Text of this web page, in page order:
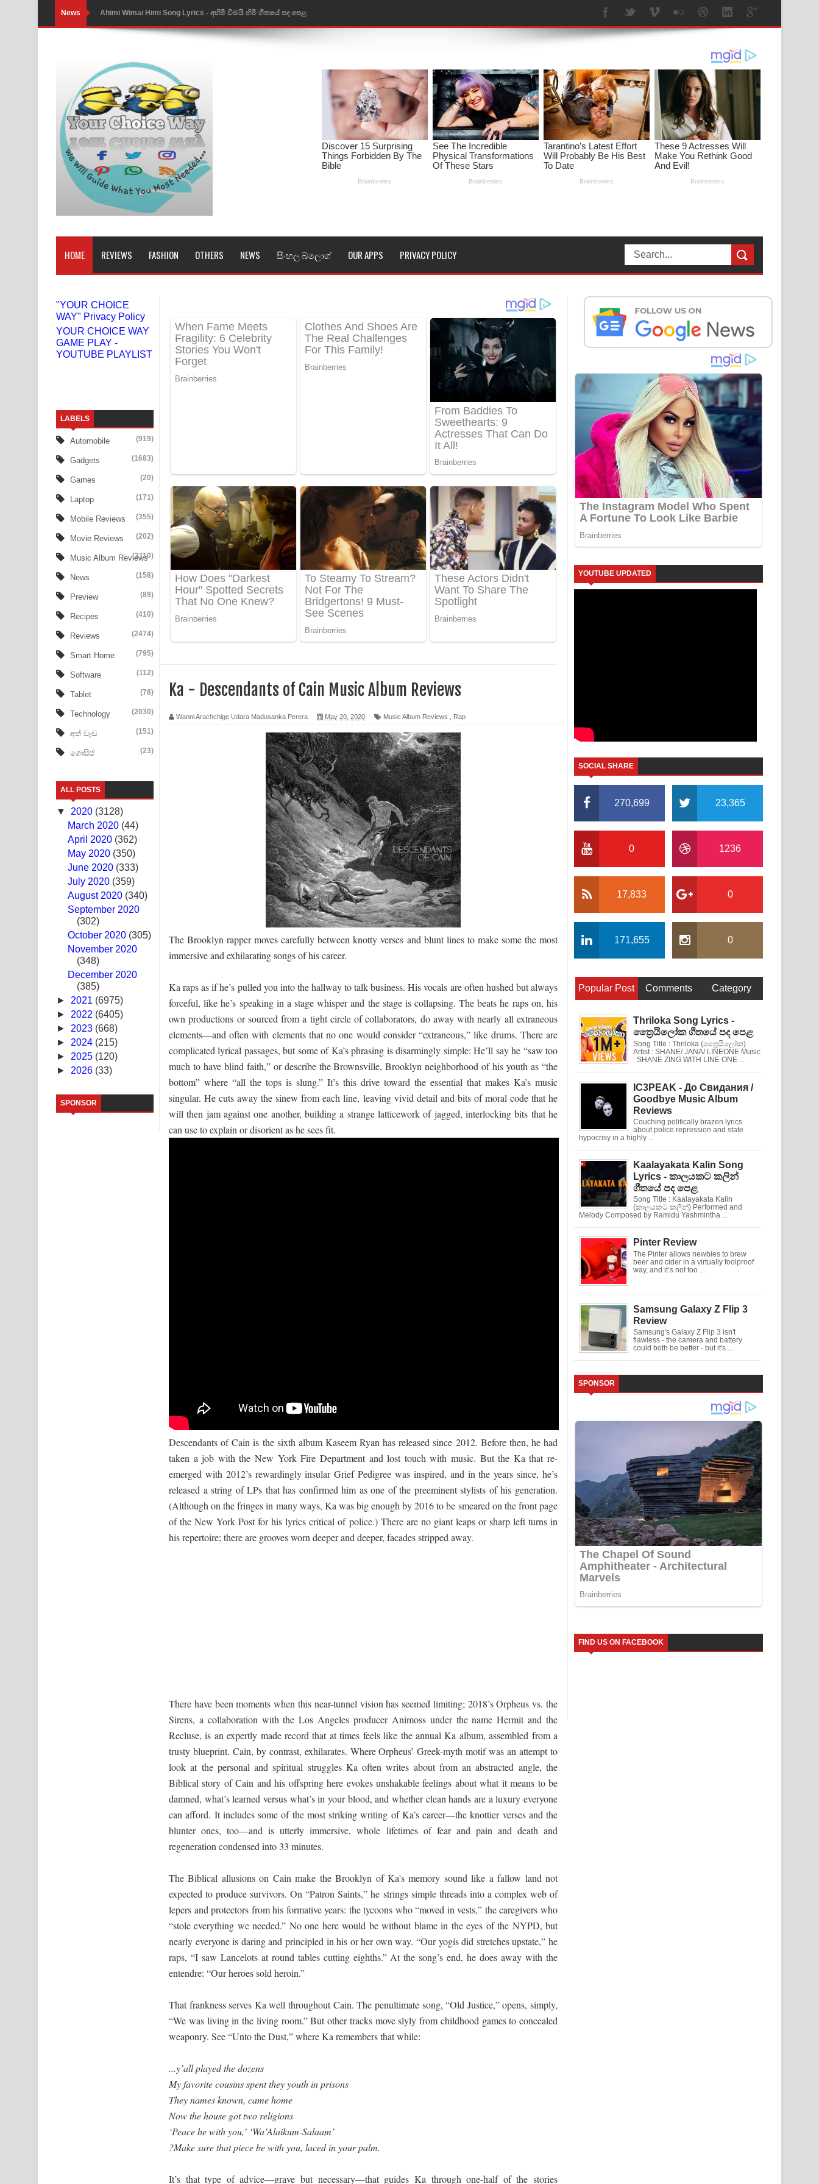
News Ahimi Wimai Himi Song Lyrics - අහිමි විමයි හිමි ගීතයේ පද පෙළ
Mathaka Parana Song Lyrics - මතක පාරනා ගීතයේ පද පෙළ
Nimnadhen Song Lyrics - නිම්නාදෙන් ගීතයේ පද පෙළ
Obamai Mage Adare Song Lyrics - ඔබමයි මගේ ආදරේ ගීතයේ පද පෙළ
Pansal Gihin Song Lyrics - පන්සල් ගිහිං ගීතයේ පද පෙළ
Ankeliya Song Lyrics - අංකෙළිය ගීතයේ පද පෙළ
DEAR GOD Song Lyrics - ඩියර් ගෝඩ් ගීතයේ පද පෙළ
MANAMALA KATHA Song Lyrics - මනමාල කතා ගීතයේ පද පෙළ
Dai Dai Lyrics - Shakira, Burna Boy | 2026 football world cup song lyrics
Numba Dun Aadare Song Lyrics - නුඹ දුන් ආදරේ ගීතයේ පද පෙළ
Liyamuda Dan Anagathe Song Lyrics - ලියමුද දැන් අනාගතේ ගීතයේ පද පෙළ
UNUHUMA Song Lyrics - උණුහුම ගීතයේ පද පෙළ
Katakara Song Lyrics - කටකාර ගීතයේ පද පෙළ
Tharu Yaye Dilena Song Lyrics - තරු යායේ දිලෙනා ගීතයේ පද පෙළ
Ow Man Sosa Song Lyrics - ඔව් මං සෝසා ගීතයේ පද පෙළ
Heavy Weight Song Lyrics
Aye Lanweela Song Lyrics - ආයේ ලංවීලා ගීතයේ පද පෙළ
FEVER DREAM Lyrics - Alex Warren
BTS : Hooligan Lyrics
PATHINIYE Song Lyrics - පතිනියනේ ගීතයේ පද පෙළ
Sorry Sir Song Lyrics - සොරි සර් ගීතයේ පද පෙළ
Mathaka Aluthin Liyanna Song Lyrics - මතක අලුතින් ලියන්න ගීතයේ පද පෙළ
Sandak Awith Song Lyrics - සඳක් ඇවිත් ගීතයේ පද පෙළ
Swetha Sande Song Lyrics - ශ්වේත සඳේ ගීතයේ පද පෙළ
Ma Igili Giya Lyrics - මා ඉගිලී ගියා ගීතයේ පද පෙළ
Ras Balan Song Lyrics - රැස් බලන් ගීතයේ පද පෙළ
Hoda sihiyen Song Lyrics - හොද සිහියෙන් ගීතයේ පද පෙළ
Awanken Song Lyrics - අවංකෙන් ගීතයේ පද පෙළ
Pa Sina Song Lyrics - පෑ සිනා ගීතයේ පද පෙළ
Pemwanthiye Song Lyrics - පෙම්වන්තියේ ගීතයේ පද පෙළ
Manobhawa Song Lyrics - මනෝභව ගීතයේ පද පෙළ
Akahe Indala Song Lyrics - ආකාහේ ඉඳලා ගීතයේ පද පෙළ
Raawaya Song Lyrics - රාවය ගීතයේ පද පෙළ
Saddeta Denna Song Lyrics - සද්දෙට දෙන්න ගීතයේ පද පෙළ
Kaalaya Song Lyrics - කාලය ගීතයේ පද පෙළ
Aramuna Song Lyrics - අරමුණ ගීතයේ පද පෙළ
HOME REVIEWS FASHION OTHERS NEWS සිංහල බ්ලොග් OUR APPS PRIVACY POLICY
"YOUR CHOICE
WAY" Privacy Policy
YOUR CHOICE WAY
GAME PLAY -
YOUTUBE PLAYLIST
LABELS
Automobile (919)
Gadgets (1683)
Games (20)
Laptop (171)
Mobile Reviews (355)
Movie Reviews (202)
Music Album Reviews
(3110)
News (158)
Preview (89)
Recipes (410)
Reviews (2474)
Smart Home (795)
Software (112)
Tablet (78)
Technology (2030)
අත් වැඩ (151)
ගොසිප් (23)
ALL POSTS
▼ 2020 (3128)
March 2020 (44)
April 2020 (362)
May 2020 (350)
June 2020 (333)
July 2020 (359)
August 2020 (340)
September 2020
(302)
October 2020 (305)
November 2020
(348)
December 2020
(385)
► 2021 (6975)
► 2022 (6405)
► 2023 (668)
► 2024 (215)
► 2025 (120)
► 2026 (33)
SPONSOR
Ka - Descendants of Cain Music Album Reviews
Wanni Arachchige Udara Madusanka Perera May 20, 2020 Music Album Reviews Rap
The Brooklyn rapper moves carefully between knotty verses and blunt lines to make some the most
immersive and exhilarating songs of his career.
Ka raps as if he’s pulled you into the hallway to talk business. His vocals are often hushed but always
forceful, like he’s speaking in a stage whisper and the stage is collapsing. The beats he raps on, his
own productions or sourced from a tight circle of collaborators, do away with nearly all extraneous
elements—and often with elements that no one would consider “extraneous,” like drums. There are
complicated lyrical passages, but some of Ka’s phrasing is disarmingly simple: He’ll say he “saw too
much to have blind faith,” or describe the Brownsville, Brooklyn neighborhood of his youth as “the
bottom” where “all the tops is slung.” It’s this drive toward the essential that makes Ka’s music
singular. He cuts away the sinew from each line, leaving vivid detail and bits of moral code that he
will then jam against one another, building a strange latticework of jagged, interlocking bits that he
can use to explain or disorient as he sees fit.
Descendants of Cain is the sixth album Kaseem Ryan has released since 2012. Before then, he had
taken a job with the New York Fire Department and lost touch with music. But the Ka that re-
emerged with 2012’s rewardingly insular Grief Pedigree was inspired, and in the years since, he’s
released a string of LPs that has confirmed him as one of the preeminent stylists of his generation.
(Although on the fringes in many ways, Ka was big enough by 2016 to be smeared on the front page
of the New York Post for his lyrics critical of police.) There are no giant leaps or sharp left turns in
his repertoire; there are grooves worn deeper and deeper, facades stripped away.
There have been moments when this near-tunnel vision has seemed limiting; 2018’s Orpheus vs. the
Sirens, a collaboration with the Los Angeles producer Animoss under the name Hermit and the
Recluse, is an expertly made record that at times feels like the annual Ka album, assembled from a
trusty blueprint. Cain, by contrast, exhilarates. Where Orpheus’ Greek-myth motif was an attempt to
look at the personal and spiritual struggles Ka often writes about from an abstracted angle, the
Biblical story of Cain and his offspring here evokes unshakable feelings about what it means to be
damned, what’s learned versus what’s in your blood, and whether clean hands are a luxury everyone
can afford. It includes some of the most striking writing of Ka’s career—the knottier verses and the
blunter ones, too—and is utterly immersive, whole lifetimes of fear and pain and death and
regeneration condensed into 33 minutes.
The Biblical allusions on Cain make the Brooklyn of Ka's memory sound like a fallow land not
expected to produce survivors. On “Patron Saints,” he strings simple threads into a complex web of
lepers and protectors from his formative years: the tycoons who “moved in vests,” the caregivers who
“stole everything we needed.” No one here would be without blame in the eyes of the NYPD, but
nearly everyone is daring and principled in his or her own way. “Our yogis did stretches upstate,” he
raps, “I saw Lancelots at round tables cutting eighths.” At the song’s end, he does away with the
entendre: “Our heroes sold heroin.”
That frankness serves Ka well throughout Cain. The penultimate song, “Old Justice,” opens, simply,
“We was living in the living room.” But other tracks move slyly from childhood games to concealed
weaponry. See “Unto the Dust,” where Ka remembers that while:
...y’all played the dozens
My favorite cousins spent they youth in prisons
They names known, came home
Now the house got two religions
‘Peace be with you,’ ‘Wa’Alaikum-Salaam’
?Make sure that piece be with you, laced in your palm.
It’s that type of advice—grave but necessary—that guides Ka through one-half of the stories
YOUTUBE UPDATED
SOCIAL SHARE
270,699 23,365
0 1236
17,833 0
171,655 0
Popular Post Comments Category
Thriloka Song Lyrics -
ත්‍රෛයිලෝක ගීතයේ පද පෙළ
Song Title : Thriloka (ත්‍රෛයිලෝක)
Artist : SHANE/ JANA/ LINEONE Music
: SHANE ZING WITH LINE ONE ...
IC3PEAK - До Свидания /
Goodbye Music Album
Reviews
Couching politically brazen lyrics
about police repression and state
hypocrisy in a highly ...
Kaalayakata Kalin Song
Lyrics - කාලයකට කලින්
ගීතයේ පද පෙළ
Song Title : Kaalayakata Kalin
(කාලයකට කලින්) Performed and
Melody Composed by Ramidu Yashmintha ...
Pinter Review
The Pinter allows newbies to brew
beer and cider in a virtually foolproof
way, and it’s not too ...
Samsung Galaxy Z Flip 3
Review
Samsung's Galaxy Z Flip 3 isn't
flawless - the camera and battery
could both be better - but it's ...
SPONSOR
FIND US ON FACEBOOK